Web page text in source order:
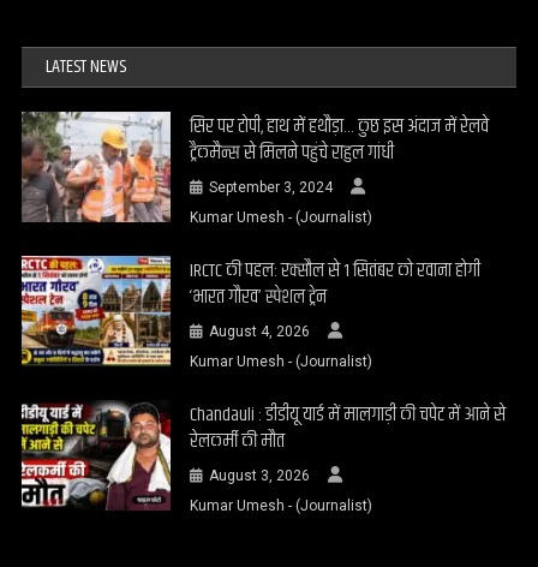
LATEST NEWS
सिर पर टोपी, हाथ में हथौड़ा… कुछ इस अंदाज में रेलवे
ट्रैकमैन्स से मिलने पहुंचे राहुल गांधी
September 3, 2024
Kumar Umesh - (Journalist)
IRCTC की पहल: रक्सौल से 1 सितंबर को रवाना होगी
‘भारत गौरव’ स्पेशल ट्रेन
August 4, 2026
Kumar Umesh - (Journalist)
Chandauli : डीडीयू यार्ड में मालगाड़ी की चपेट में आने से
रेलकर्मी की मौत
August 3, 2026
Kumar Umesh - (Journalist)